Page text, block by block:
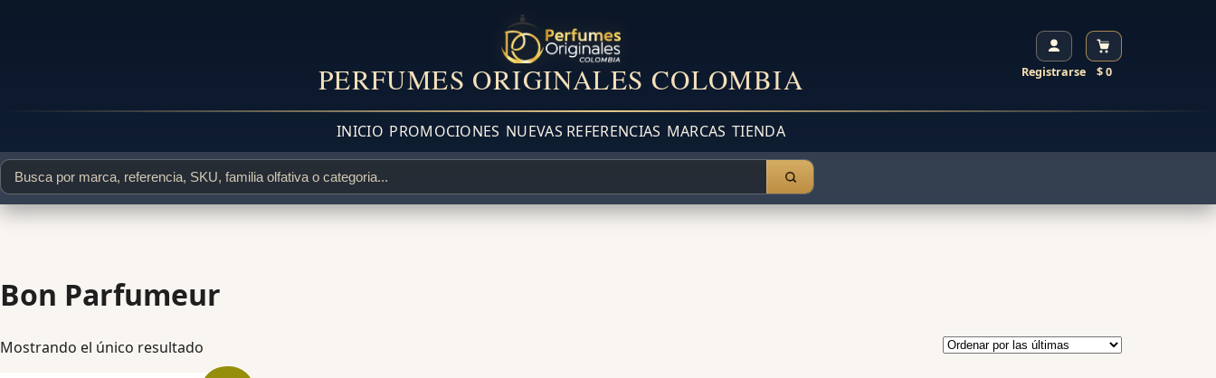
PERFUMES ORIGINALES COLOMBIA Registrarse $ 0
INICIO PROMOCIONES NUEVAS REFERENCIAS MARCAS TIENDA
Bon Parfumeur
Mostrando el único resultado